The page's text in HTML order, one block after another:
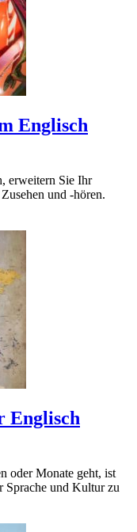
Englisch
erweitern Sie Ihr
und -hören.
Englisch
oder Monate geht, ist
Sprache und Kultur zu